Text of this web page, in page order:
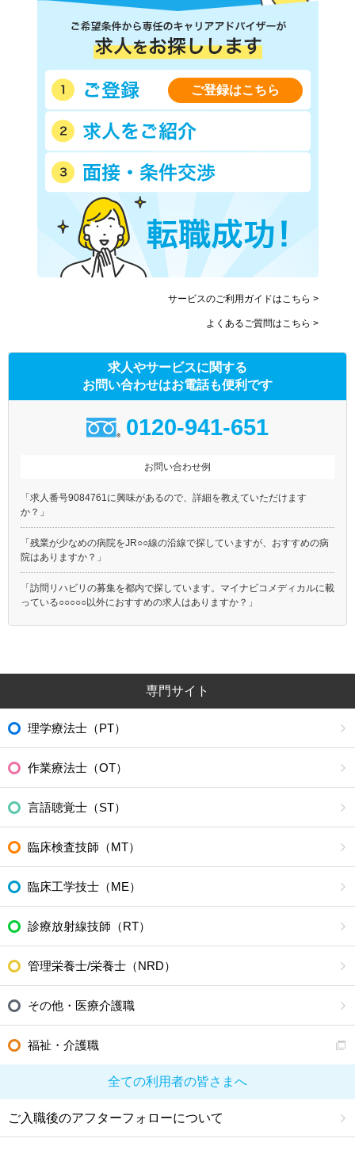
ご登録はこちら
サービスのご利用ガイドはこちら >
よくあるご質問はこちら >
求人やサービスに関する
お問い合わせはお電話も便利です
0120-941-651
お問い合わせ例
「求人番号9084761に興味があるので、詳細を教えていただけます
か？」
「残業が少なめの病院をJR○○線の沿線で探していますが、おすすめの病
院はありますか？」
「訪問リハビリの募集を都内で探しています。マイナビコメディカルに載
っている○○○○○以外におすすめの求人はありますか？」
専門サイト
理学療法士（PT）
作業療法士（OT）
言語聴覚士（ST）
臨床検査技師（MT）
臨床工学技士（ME）
診療放射線技師（RT）
管理栄養士/栄養士（NRD）
その他・医療介護職
福祉・介護職
全ての利用者の皆さまへ
ご入職後のアフターフォローについて